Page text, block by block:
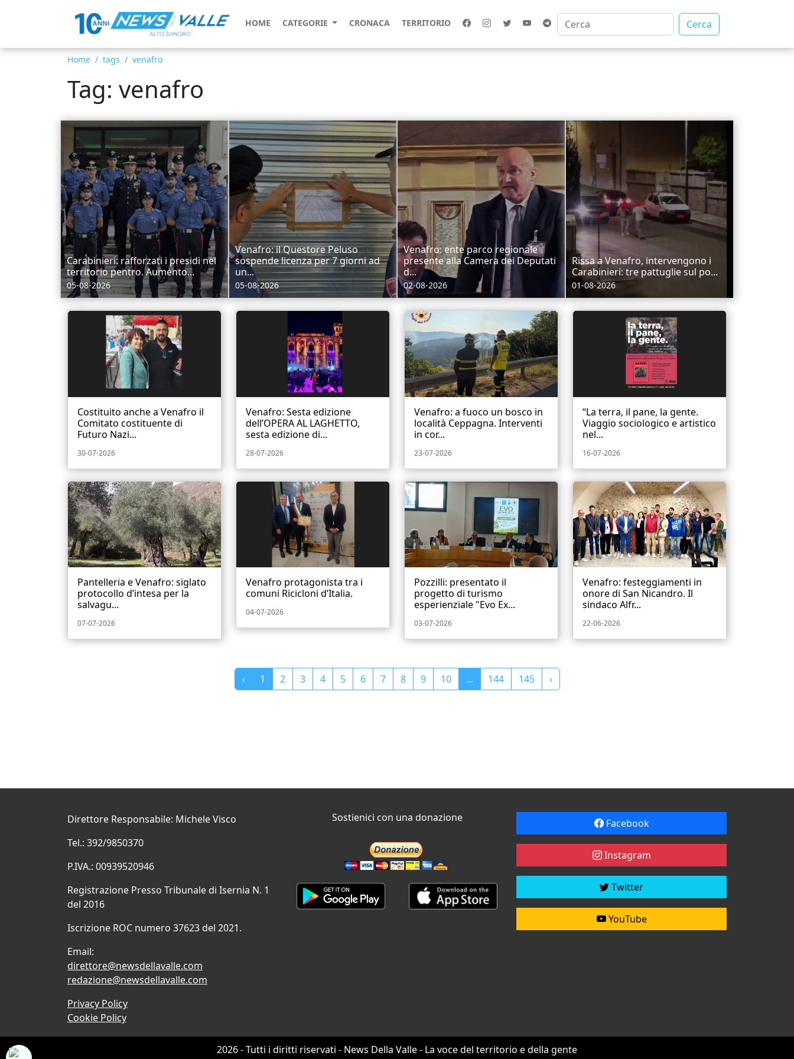
HOME CATEGORIE CRONACA TERRITORIO Cerca
Home tags venafro
Tag: venafro
Carabinieri: rafforzati i presidi nel
territorio pentro. Aumento...
05-08-2026
Venafro: il Questore Peluso
sospende licenza per 7 giorni ad
un...
05-08-2026
Venafro: ente parco regionale
presente alla Camera dei Deputati
d...
02-08-2026
Rissa a Venafro, intervengono i
Carabinieri: tre pattuglie sul po...
01-08-2026
Costituito anche a Venafro il
Comitato costituente di
Futuro Nazi...
30-07-2026
Venafro: Sesta edizione
dell’OPERA AL LAGHETTO,
sesta edizione di...
28-07-2026
Venafro: a fuoco un bosco in
località Ceppagna. Interventi
in cor...
23-07-2026
“La terra, il pane, la gente.
Viaggio sociologico e artistico
nel...
16-07-2026
Pantelleria e Venafro: siglato
protocollo d’intesa per la
salvagu...
07-07-2026
Venafro protagonista tra i
comuni Ricicloni d’Italia.
04-07-2026
Pozzilli: presentato il
progetto di turismo
esperienziale "Evo Ex...
03-07-2026
Venafro: festeggiamenti in
onore di San Nicandro. Il
sindaco Alfr...
22-06-2026
‹ 1 2 3 4 5 6 7 8 9 10 ... 144 145 ›
Direttore Responsabile: Michele Visco
Tel.: 392/9850370
P.IVA.: 00939520946
Registrazione Presso Tribunale di Isernia N. 1
del 2016
Iscrizione ROC numero 37623 del 2021.
Email:
direttore@newsdellavalle.com
redazione@newsdellavalle.com
Privacy Policy
Cookie Policy
Sostienici con una donazione Facebook
Instagram
Twitter
YouTube
2026 - Tutti i diritti riservati - News Della Valle - La voce del territorio e della gente